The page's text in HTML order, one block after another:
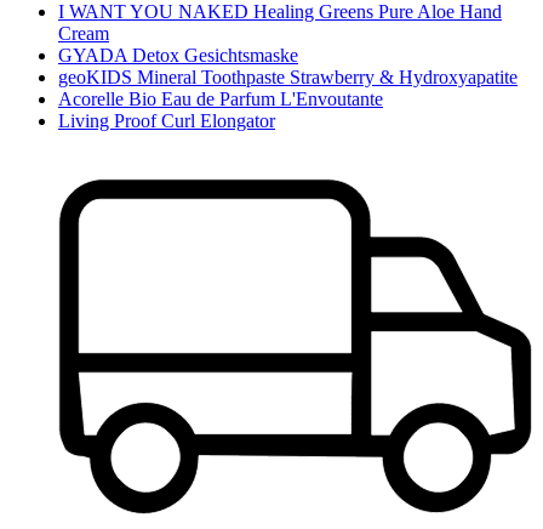
I WANT YOU NAKED Healing Greens Pure Aloe Hand
Cream
GYADA Detox Gesichtsmaske
geoKIDS Mineral Toothpaste Strawberry & Hydroxyapatite
Acorelle Bio Eau de Parfum L'Envoutante
Living Proof Curl Elongator